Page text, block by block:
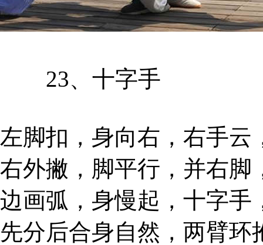
23、十字手
左脚扣，身向右，右手云
右外撇，脚平行，并右脚
边画弧，身慢起，十字手
先分后合身自然，两臂环